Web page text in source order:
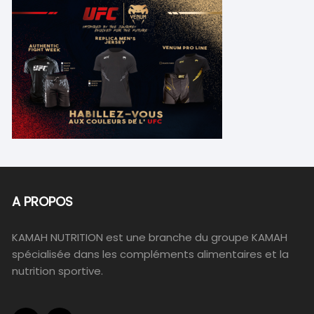
A PROPOS
KAMAH NUTRITION est une branche du groupe KAMAH
spécialisée dans les compléments alimentaires et la
nutrition sportive.